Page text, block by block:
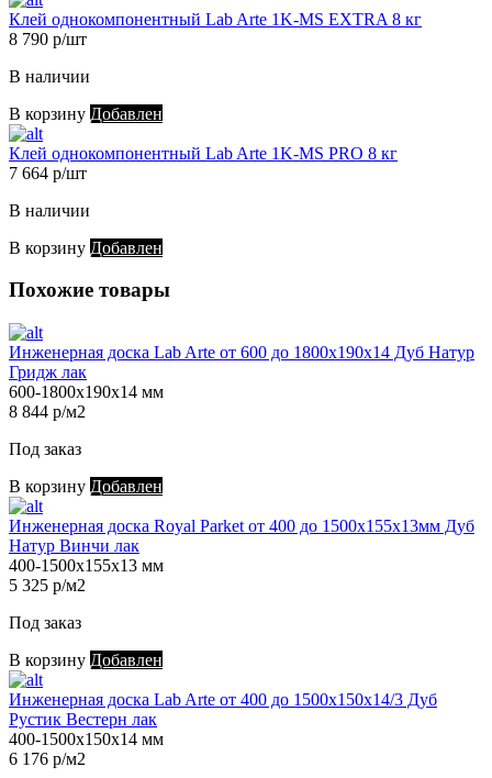
Клей однокомпонентный Lab Arte 1K-MS EXTRA 8 кг
8 790 р/шт
В наличии
В корзину Добавлен
Клей однокомпонентный Lab Arte 1K-MS PRO 8 кг
7 664 р/шт
В наличии
В корзину Добавлен
Похожие товары
Инженерная доска Lab Arte от 600 до 1800х190х14 Дуб Натур
Гридж лак
600-1800х190х14 мм
8 844 р/м2
Под заказ
В корзину Добавлен
Инженерная доска Royal Parket от 400 до 1500х155х13мм Дуб
Натур Винчи лак
400-1500х155х13 мм
5 325 р/м2
Под заказ
В корзину Добавлен
Инженерная доска Lab Arte от 400 до 1500х150х14/3 Дуб
Рустик Вестерн лак
400-1500х150х14 мм
6 176 р/м2